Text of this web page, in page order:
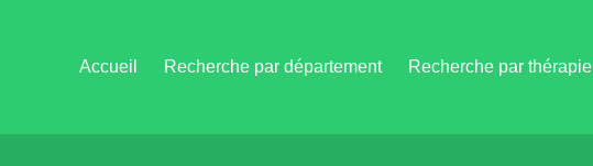
Accueil Recherche par département Recherche par thérapie